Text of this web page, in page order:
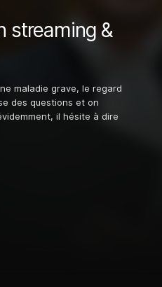
streaming &
maladie grave, le regard
des questions et on
il hésite à dire